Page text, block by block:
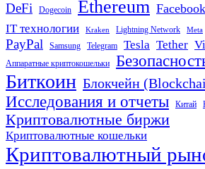
DeFi Dogecoin Ethereum Facebook
IT технологии Kraken Lightning Network Meta
PayPal Samsung Telegram Tesla Tether
Аппаратные криптокошельки
Биткоин Блокчейн
Исследования и отчеты Китай
Криптовалютные биржи
Криптовалютные кошельки
Криптовалютный